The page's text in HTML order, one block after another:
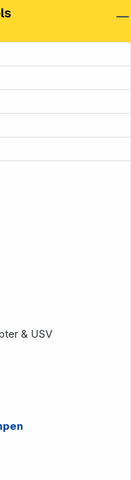
& USV